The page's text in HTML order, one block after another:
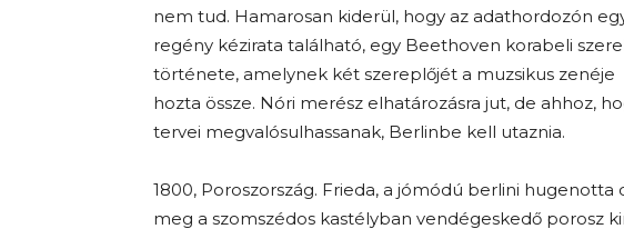
nem tud. Hamarosan kiderül, hogy az adathordozón
regény kézirata található, egy Beethoven korabeli
története, amelynek két szereplőjét a muzsikus zenéje
hozta össze. Nóri merész elhatározásra jut, de ahhoz,
tervei megvalósulhassanak, Berlinbe kell utaznia.
1800, Poroszország. Frieda, a jómódú berlini hugenotta
meg a szomszédos kastélyban vendégeskedő porosz